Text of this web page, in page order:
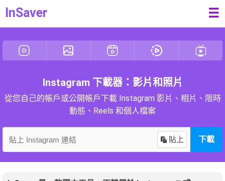
InSaver ☰
Instagram 下載器：影片和照片
從您自己的帳戶或公開帳戶下載 Instagram 影片、相片、限時
動態、Reels 和個人檔案
貼上 下載